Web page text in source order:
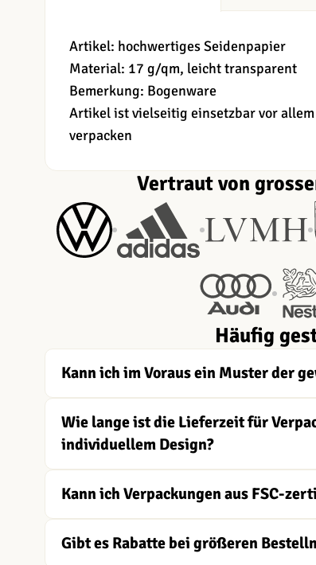
Artikel: hochwertiges Seidenpapier
Material: 17 g/qm, leicht transparent
Bemerkung: Bogenware
Artikel ist vielseitig einsetzbar vor allem
verpacken
Vertraut von
Häufig
Kann ich im Voraus ein Muster der
Wie lange ist die Lieferzeit für
individuellem Design?
Kann ich Verpackungen aus FSC-
Gibt es Rabatte bei größeren